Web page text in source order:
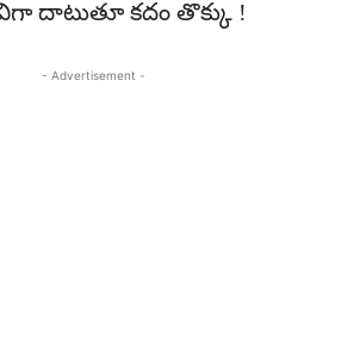
దాటుతూ కదం తొక్కు !
- Advertisement -